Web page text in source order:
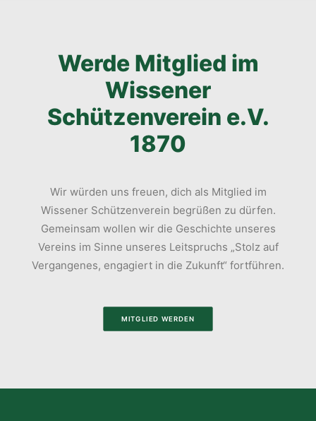
Werde Mitglied im
Wissener
Schützenverein e.V.
1870
Wir würden uns freuen, dich als Mitglied im
Wissener Schützenverein begrüßen zu dürfen.
Gemeinsam wollen wir die Geschichte unseres
Vereins im Sinne unseres Leitspruchs „Stolz auf
Vergangenes, engagiert in die Zukunft“ fortführen.
MITGLIED WERDEN